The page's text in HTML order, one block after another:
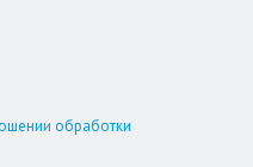
обработки